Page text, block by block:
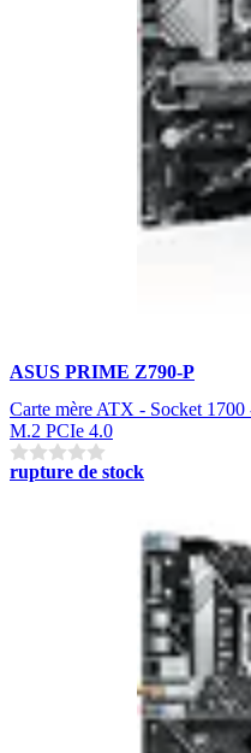
ASUS PRIME Z790-P
Carte mère ATX - Socket
M.2 PCIe 4.0
rupture de stock